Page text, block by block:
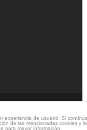
yCarolina
experiencia de usuario. Si
de las mencionadas cookies y la
para mayor información.